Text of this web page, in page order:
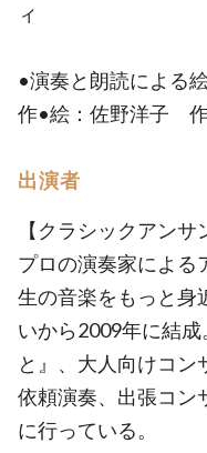
ィ
•演奏と朗読による
作•絵：佐野洋子
出演者
【クラシックアンサ
プロの演奏家による
生の音楽をもっと身
いから2009年に結
と』、大人向けコン
依頼演奏、出張コン
に行っている。